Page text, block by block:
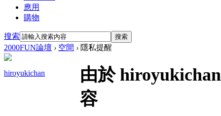
應用
購物
搜索 搜索
2000FUN論壇 › 空間 › 隱私提醒
hiroyukichan
由於
容